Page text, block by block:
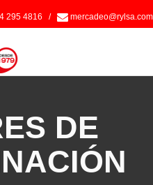
295 4816 /
DE